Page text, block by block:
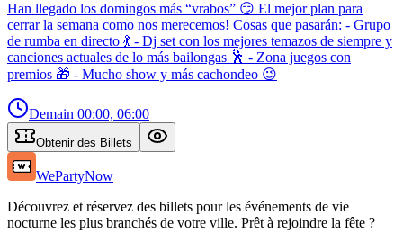
Han llegado los domingos más “vrabos” 😏 El mejor plan para
cerrar la semana como nos merecemos! Cosas que pasarán: - Grupo
de rumba en directo 💃 - Dj set con los mejores temazos de siempre y
canciones actuales de lo más bailongas 🕺 - Zona juegos con
premios 🎁 - Mucho show y más cachondeo 😉
Demain 00:00, 06:00
Obtenir des Billets
WePartyNow
Découvrez et réservez des billets pour les événements de vie
nocturne les plus branchés de votre ville. Prêt à rejoindre la fête ?